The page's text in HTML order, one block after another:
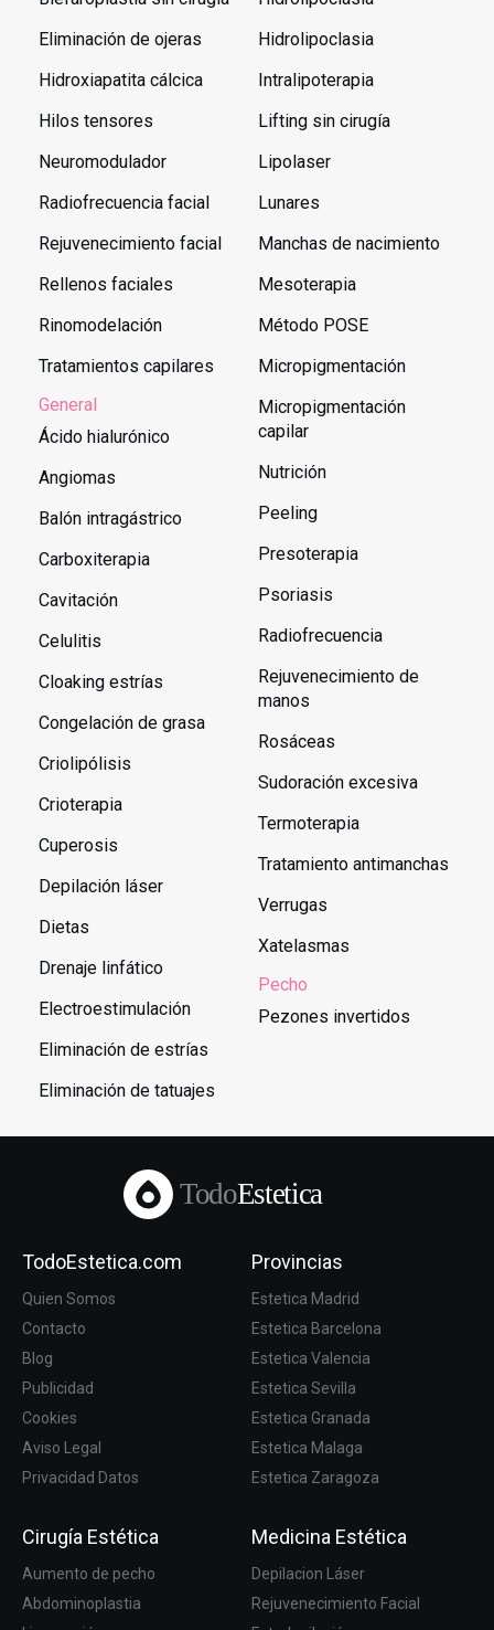
Eliminación de ojeras
Hidroxiapatita cálcica
Hilos tensores
Neuromodulador
Radiofrecuencia facial
Rejuvenecimiento facial
Rellenos faciales
Rinomodelación
Tratamientos capilares
General
Ácido hialurónico
Angiomas
Balón intragástrico
Carboxiterapia
Cavitación
Celulitis
Cloaking estrías
Congelación de grasa
Criolipólisis
Crioterapia
Cuperosis
Depilación láser
Dietas
Drenaje linfático
Electroestimulación
Eliminación de estrías
Eliminación de tatuajes
Hidrolipoclasia
Intralipoterapia
Lifting sin cirugía
Lipolaser
Lunares
Manchas de nacimiento
Mesoterapia
Método POSE
Micropigmentación
Micropigmentación
capilar
Nutrición
Peeling
Presoterapia
Psoriasis
Radiofrecuencia
Rejuvenecimiento de
manos
Rosáceas
Sudoración excesiva
Termoterapia
Tratamiento antimanchas
Verrugas
Xatelasmas
Pecho
Pezones invertidos
TodoEstetica
TodoEstetica.com
Quien Somos
Contacto
Blog
Publicidad
Cookies
Aviso Legal
Privacidad Datos
Provincias
Estetica Madrid
Estetica Barcelona
Estetica Valencia
Estetica Sevilla
Estetica Granada
Estetica Malaga
Estetica Zaragoza
Cirugía Estética
Aumento de pecho
Abdominoplastia
Medicina Estética
Depilacion Láser
Rejuvenecimiento Facial